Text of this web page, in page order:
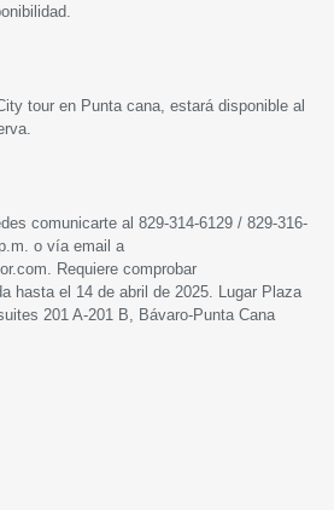
tour en Punta cana, estará disponible al
comunicarte al 829-314-6129 / 829-316-
o vía email a
Requiere comprobar
hasta el 14 de abril de 2025. Lugar Plaza
201 A-201 B, Bávaro-Punta Cana